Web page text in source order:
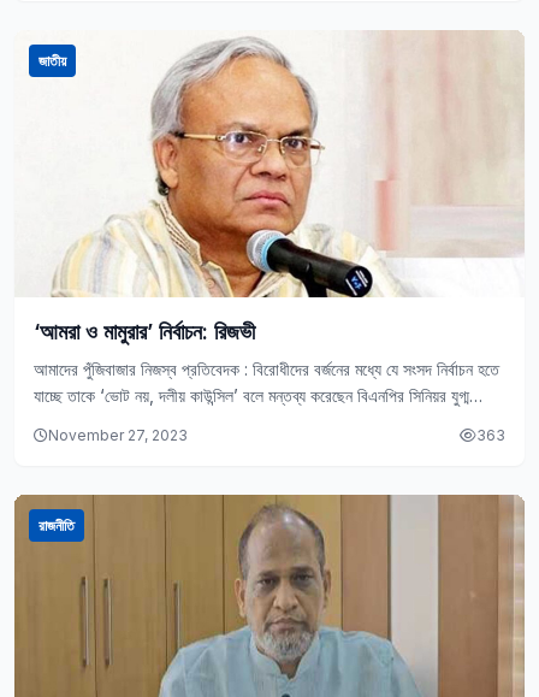
জাতীয়
‘আমরা ও মামুরার’ নির্বাচন: রিজভী
আমাদের পুঁজিবাজার নিজস্ব প্রতিবেদক : বিরোধীদের বর্জনের মধ্যে যে সংসদ নির্বাচন হতে
যাচ্ছে তাকে ‘ভোট নয়, দলীয় কাউন্সিল’ বলে মন্তব্য করেছেন বিএনপির সিনিয়র যুগ্ম
November 27, 2023 363
রাজনীতি